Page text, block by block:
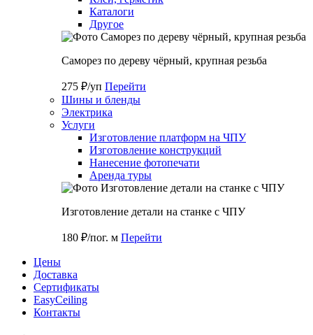
Каталоги
Другое
Саморез по дереву чёрный, крупная резьба
275 ₽/уп Перейти
Шины и бленды
Электрика
Услуги
Изготовление платформ на ЧПУ
Изготовление конструкций
Нанесение фотопечати
Аренда туры
Изготовление детали на станке с ЧПУ
180 ₽/пог. м Перейти
Цены
Доставка
Cертификаты
EasyCeiling
Контакты